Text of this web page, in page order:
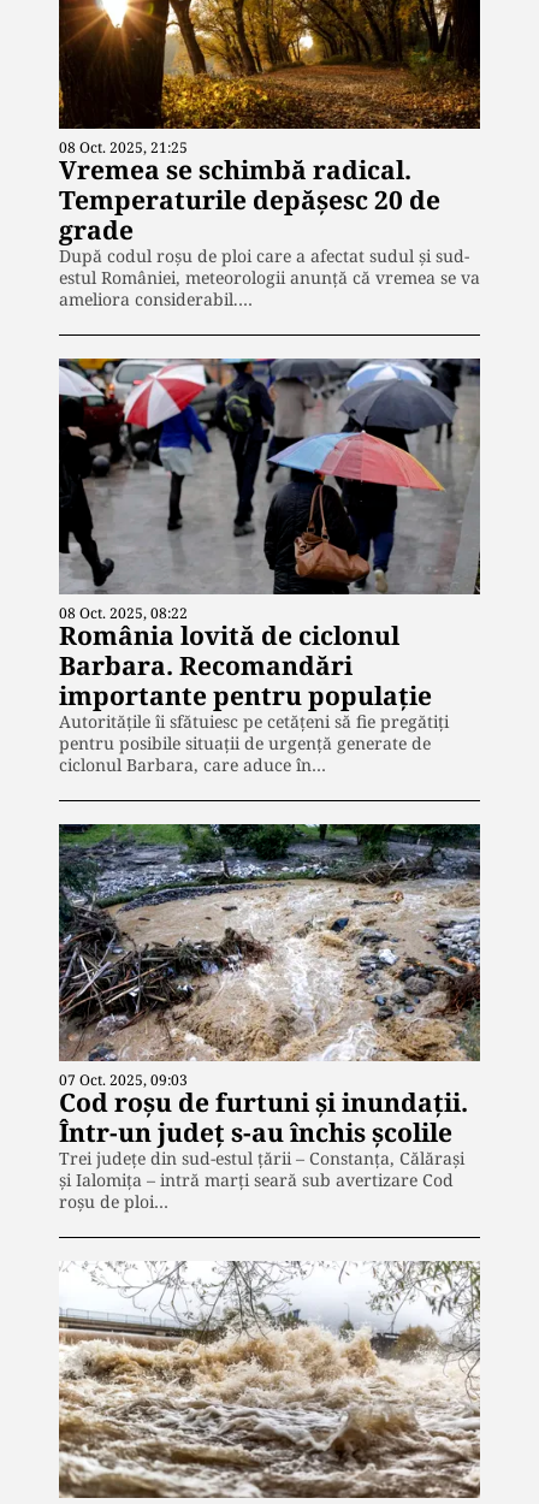
08 Oct. 2025, 21:25
Vremea se schimbă radical.
Temperaturile depășesc 20 de
grade
După codul roșu de ploi care a afectat sudul și sud-
estul României, meteorologii anunță că vremea se va
ameliora considerabil.…
08 Oct. 2025, 08:22
România lovită de ciclonul
Barbara. Recomandări
importante pentru populație
Autoritățile îi sfătuiesc pe cetățeni să fie pregătiți
pentru posibile situații de urgență generate de
ciclonul Barbara, care aduce în…
07 Oct. 2025, 09:03
Cod roşu de furtuni şi inundaţii.
Într-un judeţ s-au închis şcolile
Trei județe din sud-estul țării – Constanța, Călărași
și Ialomița – intră marți seară sub avertizare Cod
roșu de ploi…